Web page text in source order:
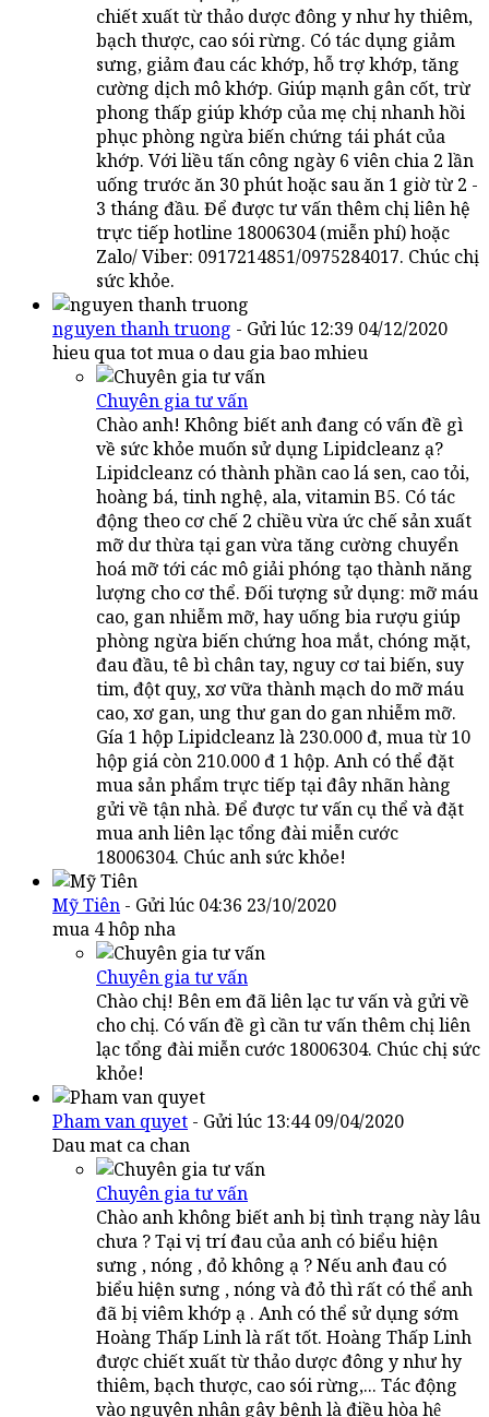
chiết xuất từ thảo dược đông y như hy thiêm,
bạch thược, cao sói rừng. Có tác dụng giảm
sưng, giảm đau các khớp, hỗ trợ khớp, tăng
cường dịch mô khớp. Giúp mạnh gân cốt, trừ
phong thấp giúp khớp của mẹ chị nhanh hồi
phục phòng ngừa biến chứng tái phát của
khớp. Với liều tấn công ngày 6 viên chia 2 lần
uống trước ăn 30 phút hoặc sau ăn 1 giờ từ 2 -
3 tháng đầu. Để được tư vấn thêm chị liên hệ
trực tiếp hotline 18006304 (miễn phí) hoặc
Zalo/ Viber: 0917214851/0975284017. Chúc chị
sức khỏe.
nguyen thanh truong - Gửi lúc 12:39 04/12/2020
hieu qua tot mua o dau gia bao mhieu
Chuyên gia tư vấn
Chào anh! Không biết anh đang có vấn đề gì
về sức khỏe muốn sử dụng Lipidcleanz ạ?
Lipidcleanz có thành phần cao lá sen, cao tỏi,
hoàng bá, tinh nghệ, ala, vitamin B5. Có tác
động theo cơ chế 2 chiều vừa ức chế sản xuất
mỡ dư thừa tại gan vừa tăng cường chuyển
hoá mỡ tới các mô giải phóng tạo thành năng
lượng cho cơ thể. Đối tượng sử dụng: mỡ máu
cao, gan nhiễm mỡ, hay uống bia rượu giúp
phòng ngừa biến chứng hoa mắt, chóng mặt,
đau đầu, tê bì chân tay, nguy cơ tai biến, suy
tim, đột quỵ, xơ vữa thành mạch do mỡ máu
cao, xơ gan, ung thư gan do gan nhiễm mỡ.
Gía 1 hộp Lipidcleanz là 230.000 đ, mua từ 10
hộp giá còn 210.000 đ 1 hộp. Anh có thể đặt
mua sản phẩm trực tiếp tại đây nhãn hàng
gửi về tận nhà. Để được tư vấn cụ thể và đặt
mua anh liên lạc tổng đài miễn cước
18006304. Chúc anh sức khỏe!
Mỹ Tiên - Gửi lúc 04:36 23/10/2020
mua 4 hôp nha
Chuyên gia tư vấn
Chào chị! Bên em đã liên lạc tư vấn và gửi về
cho chị. Có vấn đề gì cần tư vấn thêm chị liên
lạc tổng đài miễn cước 18006304. Chúc chị sức
khỏe!
Pham van quyet - Gửi lúc 13:44 09/04/2020
Dau mat ca chan
Chuyên gia tư vấn
Chào anh không biết anh bị tình trạng này lâu
chưa ? Tại vị trí đau của anh có biểu hiện
sưng , nóng , đỏ không ạ ? Nếu anh đau có
biểu hiện sưng , nóng và đỏ thì rất có thể anh
đã bị viêm khớp ạ . Anh có thể sử dụng sớm
Hoàng Thấp Linh là rất tốt. Hoàng Thấp Linh
được chiết xuất từ thảo dược đông y như hy
thiêm, bạch thược, cao sói rừng,... Tác động
vào nguyên nhân gây bệnh là điều hòa hệ